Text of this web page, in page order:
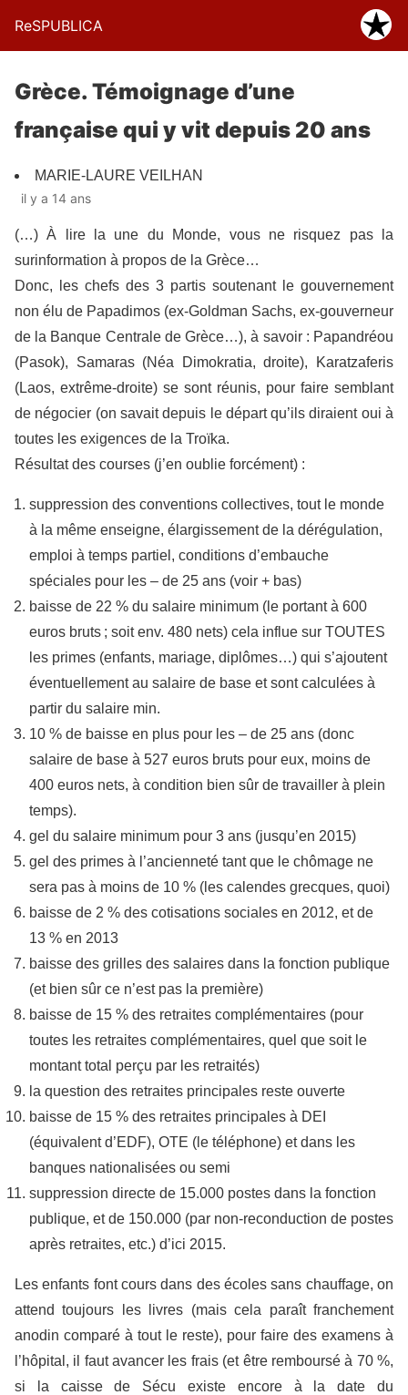
ReSPUBLICA
Grèce. Témoignage d’une
française qui y vit depuis 20 ans
MARIE-LAURE VEILHAN
il y a 14 ans
(…) À lire la une du Monde, vous ne risquez pas la
surinformation à propos de la Grèce…
Donc, les chefs des 3 partis soutenant le gouvernement
non élu de Papadimos (ex-Goldman Sachs, ex-gouverneur
de la Banque Centrale de Grèce…), à savoir : Papandréou
(Pasok), Samaras (Néa Dimokratia, droite), Karatzaferis
(Laos, extrême-droite) se sont réunis, pour faire semblant
de négocier (on savait depuis le départ qu’ils diraient oui à
toutes les exigences de la Troïka.
Résultat des courses (j’en oublie forcément) :
suppression des conventions collectives, tout le monde
à la même enseigne, élargissement de la dérégulation,
emploi à temps partiel, conditions d’embauche
spéciales pour les – de 25 ans (voir + bas)
baisse de 22 % du salaire minimum (le portant à 600
euros bruts ; soit env. 480 nets) cela influe sur TOUTES
les primes (enfants, mariage, diplômes…) qui s’ajoutent
éventuellement au salaire de base et sont calculées à
partir du salaire min.
10 % de baisse en plus pour les – de 25 ans (donc
salaire de base à 527 euros bruts pour eux, moins de
400 euros nets, à condition bien sûr de travailler à plein
temps).
gel du salaire minimum pour 3 ans (jusqu’en 2015)
gel des primes à l’ancienneté tant que le chômage ne
sera pas à moins de 10 % (les calendes grecques, quoi)
baisse de 2 % des cotisations sociales en 2012, et de
13 % en 2013
baisse des grilles des salaires dans la fonction publique
(et bien sûr ce n’est pas la première)
baisse de 15 % des retraites complémentaires (pour
toutes les retraites complémentaires, quel que soit le
montant total perçu par les retraités)
la question des retraites principales reste ouverte
baisse de 15 % des retraites principales à DEI
(équivalent d’EDF), OTE (le téléphone) et dans les
banques nationalisées ou semi
suppression directe de 15.000 postes dans la fonction
publique, et de 150.000 (par non-reconduction de postes
après retraites, etc.) d’ici 2015.
Les enfants font cours dans des écoles sans chauffage, on
attend toujours les livres (mais cela paraît franchement
anodin comparé à tout le reste), pour faire des examens à
l’hôpital, il faut avancer les frais (et être remboursé à 70 %,
si la caisse de Sécu existe encore à la date du